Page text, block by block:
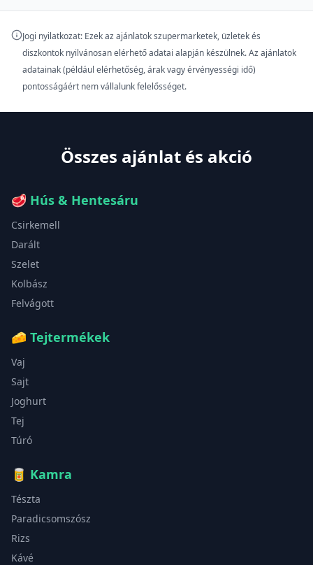
Jogi nyilatkozat: Ezek az ajánlatok szupermarketek, üzletek és
diszkontok nyilvánosan elérhető adatai alapján készülnek. Az ajánlatok
adatainak (például elérhetőség, árak vagy érvényességi idő)
pontosságáért nem vállalunk felelősséget.
Összes ajánlat és akció
🥩 Hús & Hentesáru
Csirkemell
Darált
Szelet
Kolbász
Felvágott
🧀 Tejtermékek
Vaj
Sajt
Joghurt
Tej
Túró
🥫 Kamra
Tészta
Paradicsomszósz
Rizs
Kávé